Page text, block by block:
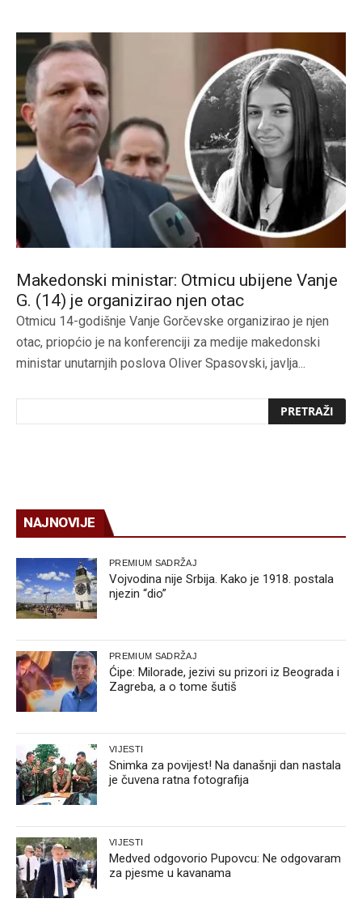
Makedonski ministar: Otmicu ubijene Vanje
G. (14) je organizirao njen otac
Otmicu 14-godišnje Vanje Gorčevske organizirao je njen
otac, priopćio je na konferenciji za medije makedonski
ministar unutarnjih poslova Oliver Spasovski, javlja...
NAJNOVIJE
PREMIUM SADRŽAJ
Vojvodina nije Srbija. Kako je 1918. postala
njezin “dio”
PREMIUM SADRŽAJ
Ćipe: Milorade, jezivi su prizori iz Beograda i
Zagreba, a o tome šutiš
VIJESTI
Snimka za povijest! Na današnji dan nastala
je čuvena ratna fotografija
VIJESTI
Medved odgovorio Pupovcu: Ne odgovaram
za pjesme u kavanama